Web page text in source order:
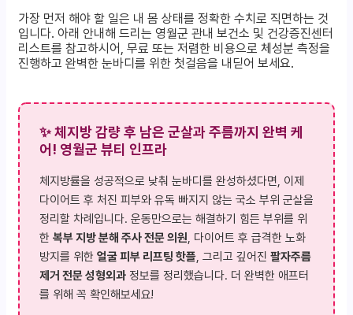
가장 먼저 해야 할 일은 내 몸 상태를 정확한 수치로 직면하는 것
입니다. 아래 안내해 드리는 영월군 관내 보건소 및 건강증진센터
리스트를 참고하시어, 무료 또는 저렴한 비용으로 체성분 측정을
진행하고 완벽한 눈바디를 위한 첫걸음을 내딛어 보세요.
✨ 체지방 감량 후 남은 군살과 주름까지 완벽 케
어! 영월군 뷰티 인프라
체지방률을 성공적으로 낮춰 눈바디를 완성하셨다면, 이제
다이어트 후 처진 피부와 유독 빠지지 않는 국소 부위 군살을
정리할 차례입니다. 운동만으로는 해결하기 힘든 부위를 위
한 복부 지방 분해 주사 전문 의원, 다이어트 후 급격한 노화
방지를 위한 얼굴 피부 리프팅 핫플, 그리고 깊어진 팔자주름
제거 전문 성형외과 정보를 정리했습니다. 더 완벽한 애프터
를 위해 꼭 확인해보세요!